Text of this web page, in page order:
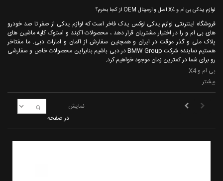
لوازم یدکی بی ام و X4 اصل و ارجینال OEM از کجا بخرم؟
فروشگاه اینترنتی لوازم یدکی لوکس یدک فاخر است که لوازم یدکی از صفر تا صد خودرو
های بی ام و را در اختیار مشتریان قرار دهد ، محصولات آکبند و استوک کلیه ماشین های
پلاک ملی و گذر موقت در ایران و همچنین سفارش از آلمان و امارات دبی. ما مفتاخر
هستیم نماینده شرکت BMW Group در دبی باشیم بنابراین محصولات خاص و سفارشی
رو برای شما در کمترین زمان موجود خواهیم کرد.
بی ام و X4
بیشتر
نمایش
در صفحه